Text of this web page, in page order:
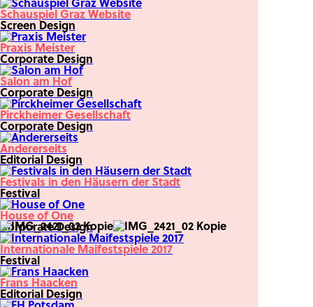
Schauspiel Graz Website
Screen Design
Praxis Meister
Corporate Design
Salon am Hof
Corporate Design
Pirckheimer Gesellschaft
Corporate Design
Andererseits
Editorial Design
Festivals in den Häusern der Stadt
Festival
House of One
Corporate Design
Internationale Maifestspiele 2017
Festival
Frans Haacken
Editorial Design